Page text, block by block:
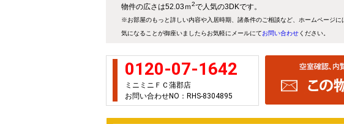
物件の広さは52.03ｍ2で人気の3DKです。
※お部屋のもっと詳しい内容や入居時期、諸条件のご相談など、ホームページに
気になることが御座いましたらお気軽にメールにてお問い合わせください。
0120-07-1642
ミニミニＦＣ蒲郡店
お問い合わせNO：RHS-8304895